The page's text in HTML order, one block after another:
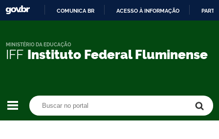
CONTEÚDO
COMUNICA BR ACESSO À INFORMAÇÃO
IFF Instituto Federal Fluminense
MINISTÉRIO DA EDUCAÇÃO